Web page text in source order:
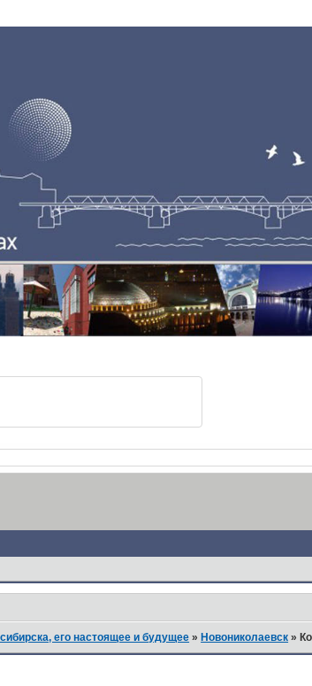
его настоящее и будущее »Новониколаевск »